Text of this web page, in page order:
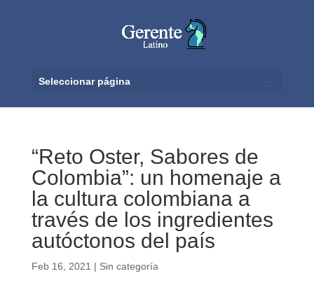
Seleccionar página
“Reto Oster, Sabores de
Colombia”: un homenaje a
la cultura colombiana a
través de los ingredientes
autóctonos del país
Feb 16, 2021 | Sin categoría